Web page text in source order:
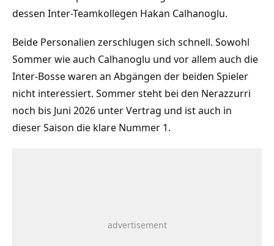
dessen Inter-Teamkollegen Hakan Calhanoglu.
Beide Personalien zerschlugen sich schnell. Sowohl
Sommer wie auch Calhanoglu und vor allem auch die
Inter-Bosse waren an Abgängen der beiden Spieler
nicht interessiert. Sommer steht bei den Nerazzurri
noch bis Juni 2026 unter Vertrag und ist auch in
dieser Saison die klare Nummer 1.